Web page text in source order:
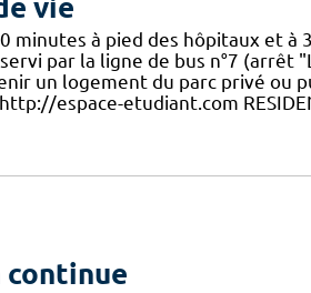
vie
minutes à pied des hôpitaux et
par la ligne de bus n°7 (arrêt
un logement du parc privé ou
http://espace-etudiant.com
continue